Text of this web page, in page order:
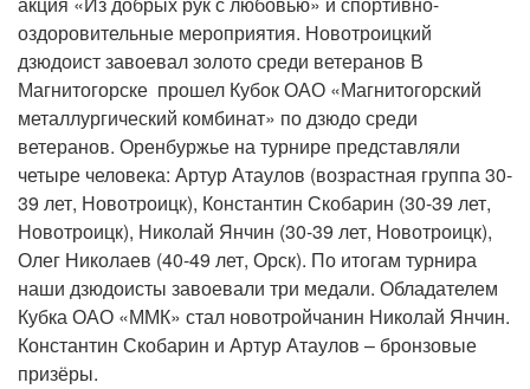
оздоровительные мероприятия. Новотроицкий
дзюдоист завоевал золото среди ветеранов В
Магнитогорске прошел Кубок ОАО «Магнитогорский
металлургический комбинат» по дзюдо среди
ветеранов. Оренбуржье на турнире представляли
четыре человека: Артур Атаулов (возрастная группа 30-
39 лет, Новотроицк), Константин Скобарин (30-39 лет,
Новотроицк), Николай Янчин (30-39 лет, Новотроицк),
Олег Николаев (40-49 лет, Орск). По итогам турнира
наши дзюдоисты завоевали три медали. Обладателем
Кубка ОАО «ММК» стал новотройчанин Николай Янчин.
Константин Скобарин и Артур Атаулов – бронзовые
призёры.